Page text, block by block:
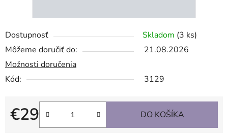
Dostupnosť Skladom (3 ks)
Môžeme doručiť do:
21.08.2026
Možnosti doručenia
Kód:
3129
€29
Jednotková cena:
DO KOŠÍKA